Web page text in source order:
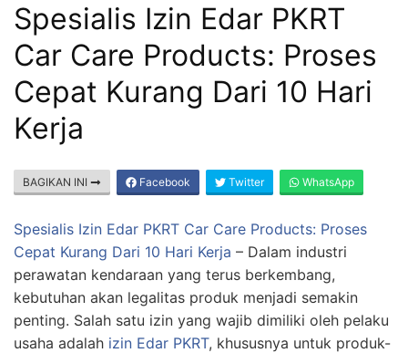
Spesialis Izin Edar PKRT
Car Care Products: Proses
Cepat Kurang Dari 10 Hari
Kerja
BAGIKAN INI Facebook Twitter WhatsApp
Spesialis Izin Edar PKRT Car Care Products: Proses
Cepat Kurang Dari 10 Hari Kerja – Dalam industri
perawatan kendaraan yang terus berkembang,
kebutuhan akan legalitas produk menjadi semakin
penting. Salah satu izin yang wajib dimiliki oleh pelaku
usaha adalah izin Edar PKRT, khususnya untuk produk-